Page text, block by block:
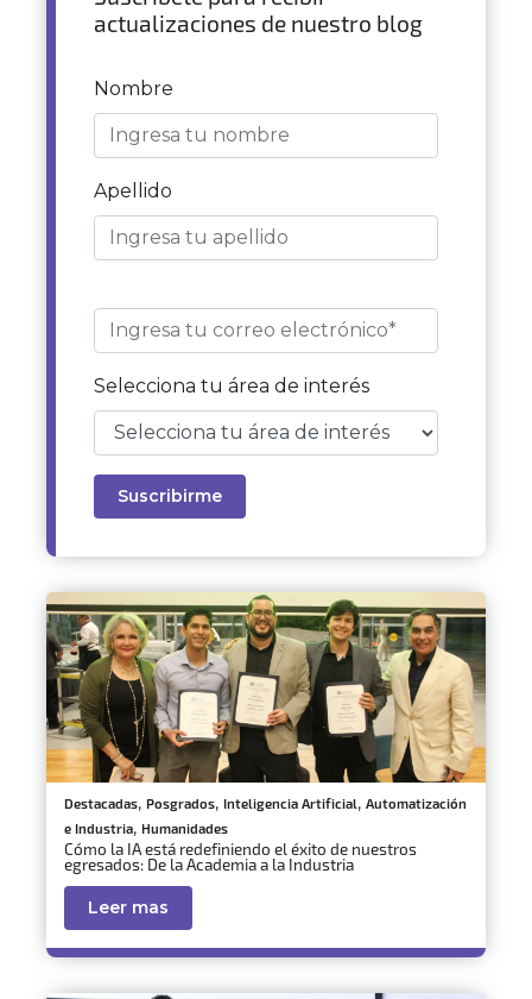
actualizaciones de nuestro blog
Nombre
Apellido
Selecciona tu área de interés
Destacadas, Posgrados, Inteligencia Artificial, Automatización
e Industria, Humanidades
Cómo la IA está redefiniendo el éxito de nuestros
egresados: De la Academia a la Industria
Leer mas